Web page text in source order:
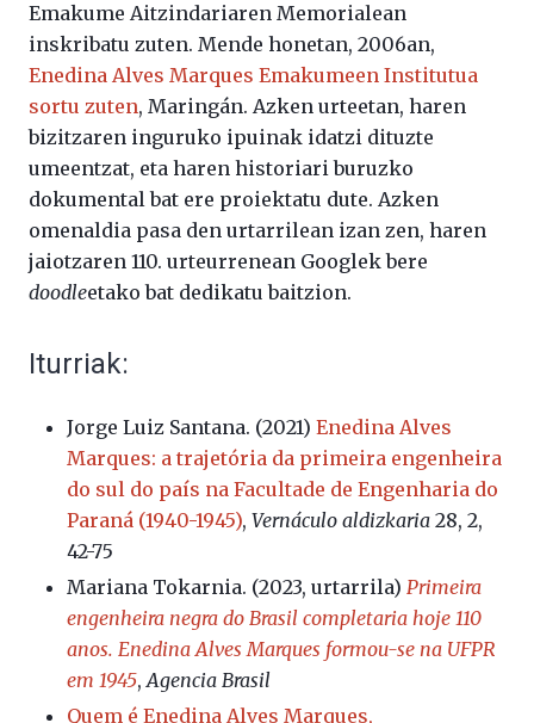
Emakume Aitzindariaren Memorialean
inskribatu zuten. Mende honetan, 2006an,
Enedina Alves Marques Emakumeen Institutua
sortu zuten, Maringán. Azken urteetan, haren
bizitzaren inguruko ipuinak idatzi dituzte
umeentzat, eta haren historiari buruzko
dokumental bat ere proiektatu dute. Azken
omenaldia pasa den urtarrilean izan zen, haren
jaiotzaren 110. urteurrenean Googlek bere
doodleetako bat dedikatu baitzion.
Iturriak:
Jorge Luiz Santana. (2021) Enedina Alves
Marques: a trajetória da primeira engenheira
do sul do país na Facultade de Engenharia do
Paraná (1940-1945), Vernáculo aldizkaria 28, 2,
42-75
Mariana Tokarnia. (2023, urtarrila) Primeira
engenheira negra do Brasil completaria hoje 110
anos. Enedina Alves Marques formou-se na UFPR
em 1945,Agencia Brasil
Quem é Enedina Alves Marques,